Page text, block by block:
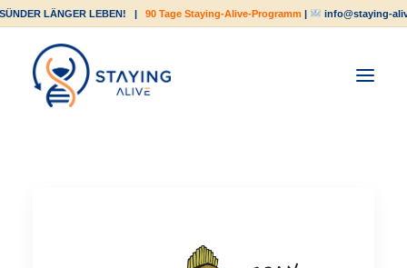
LÄNGER LEBEN! |90 Tage Staying-Alive-Programm | info@staying-